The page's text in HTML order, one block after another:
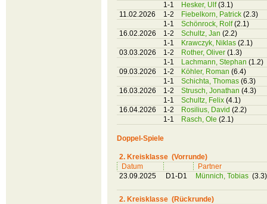
1-1
Hesker, Ulf(3.1)
11.02.2026
1-2 Fiebelkorn, Patrick (2.3)
1-1
Schönrock, Rolf(2.1)
16.02.2026
1-2 Schultz, Jan (2.2)
1-1
Krawczyk, Niklas (2.1)
03.03.2026
1-2 Rother, Oliver (1.3)
1-1
Lachmann, Stephan (1.2)
09.03.2026
1-2 Köhler, Roman (6.4)
1-1
Schichta, Thomas (6.3)
16.03.2026
1-2 Strusch, Jonathan (4.3)
1-1
Schultz, Felix (4.1)
16.04.2026
1-2 Rosilius, David (2.2)
1-1
Rasch, Ole (2.1)
Doppel-Spiele
2. Kreisklasse (Vorrunde)
Datum
Partner
23.09.2025
D1-D1 Münnich, Tobias (3.3)
2. Kreisklasse (Rückrunde)